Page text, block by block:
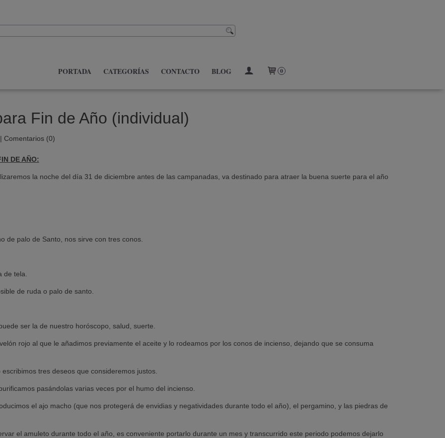
PORTADA CATEGORÍAS CONTACTO BLOG 0
Fin de Año (individual)
| Comentarios (0)
DE AÑO:
la noche del día 31 de diciembre antes de las campanadas, va destinado para atraer la buena suerte para el año
de palo de Santo, nos sirve con tres conos.
de tela.
de ruda o palo de santo.
ser la de nuestro horóscopo, salud, suerte.
rojo al que le añadimos previamente el aceite y lo rodeamos por los conos de incienso, dejando que se consuma
tres deseos que consideremos justos.
pasándolas varias veces por el humo del incienso.
el ajo macho (que nos protegerá de envidias y negatividades durante todo el año), el pergamino, y las piedras de
el amuleto durante todo el año, es conveniente portarlo durante un mes y transcurrido este periodo podemos dejarlo